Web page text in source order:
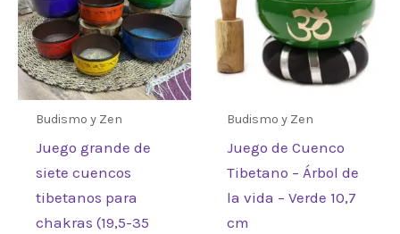
Debesaccederpara publicar una
valoración.
Budismo y Zen
Juego grande de
siete cuencos
tibetanos para
chakras (19,5-35
Budismo y Zen
Juego de Cuenco
Tibetano – Árbol de
la vida – Verde 10,7
cm